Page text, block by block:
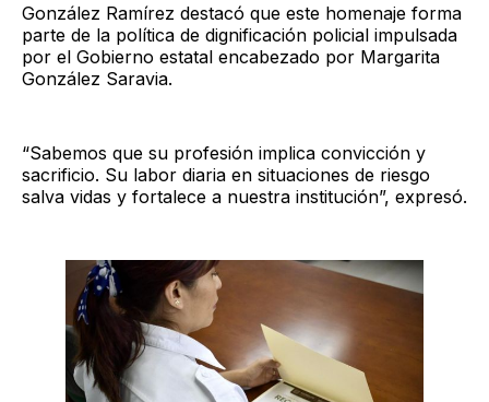
González Ramírez destacó que este homenaje forma
parte de la política de dignificación policial impulsada
por el Gobierno estatal encabezado por Margarita
González Saravia.
“Sabemos que su profesión implica convicción y
sacrificio. Su labor diaria en situaciones de riesgo
salva vidas y fortalece a nuestra institución”, expresó.